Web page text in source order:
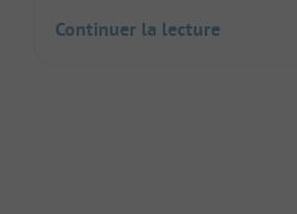
Continuer la lecture